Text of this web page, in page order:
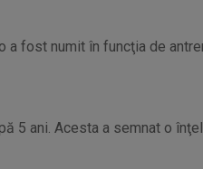
a fost numit în funcţia de
5 ani. Acesta a semnat o